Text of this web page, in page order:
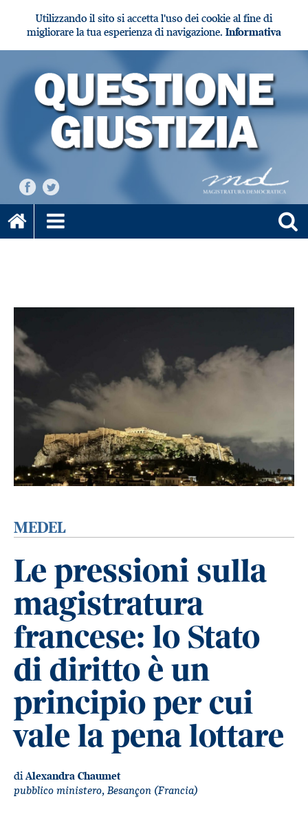
Utilizzando il sito si accetta l'uso dei cookie al fine di
migliorare la tua esperienza di navigazione. Informativa
MEDEL
Le pressioni sulla
magistratura
francese: lo Stato
di diritto è un
principio per cui
vale la pena lottare
diAlexandra Chaumet
pubblico ministero, Besançon (Francia)